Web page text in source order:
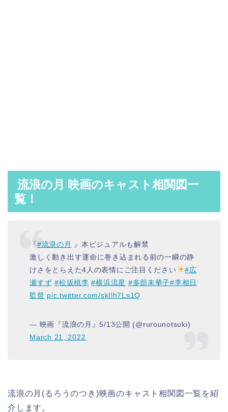
流浪の月 映画のキャスト相関図一
覧！
『#流浪の月
』本ビジュアルも解禁
激しく動き出す運命に巻き込まれる前の一瞬の静
けさをとらえた4人の表情にご注目ください
#広
瀬すず #松坂桃李 #横浜流星 #多部未華子#李相日
監督 pic.twitter.com/skIlh7Ls1Q
— 映画『流浪の月』5/13公開 (@rurounotsuki)
March 21, 2022
流浪の月(るろうのつき)映画のキャスト相関図一覧を紹
介します。